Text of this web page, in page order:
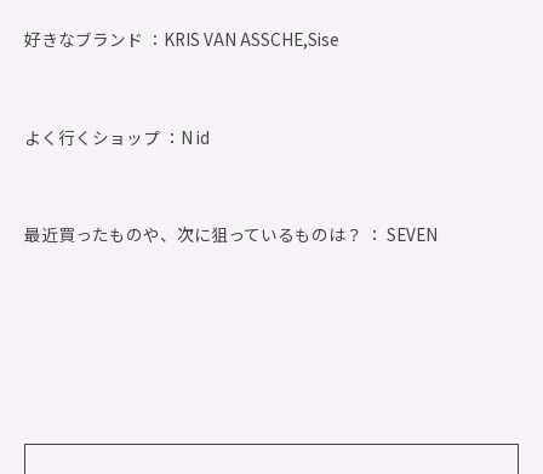
好きなブランド ： KRIS VAN ASSCHE,Sise
よく行くショップ ： N id
最近買ったものや、次に狙っているものは？ ： SEVEN